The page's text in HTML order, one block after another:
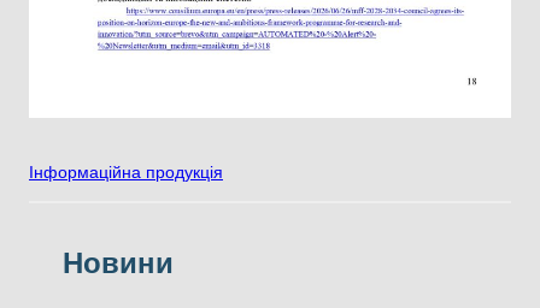
Інформаційна продукція
Новини